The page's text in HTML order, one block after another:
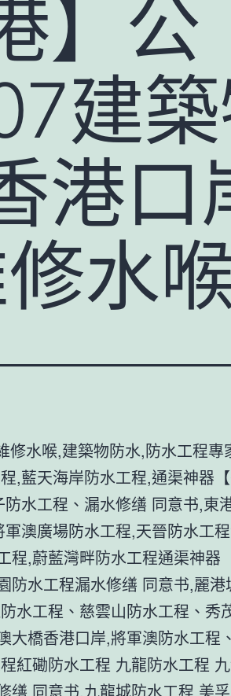
】公
建
港口
水
修水喉,建築物防水,防水工程專
,藍天海岸防水工程,通渠神器【
水工程、漏水修缮 同意书,東
澳廣場防水工程,天晉防水工
,蔚藍灣畔防水工程通渠神器
防水工程漏水修缮 同意书,麗港
水工程、慈雲山防水工程、秀
大橋香港口岸,將軍澳防水工程
紅磡防水工程 九龍防水工程
缮 同意书,九龍城防水工程 美